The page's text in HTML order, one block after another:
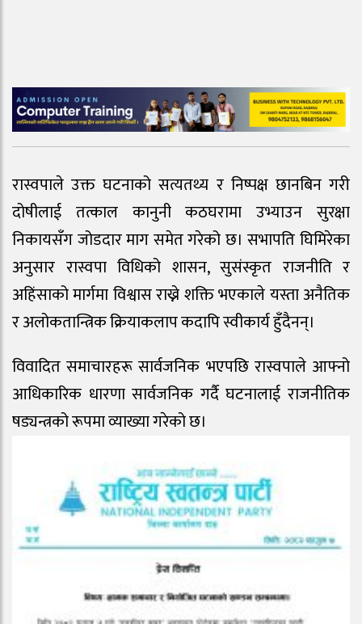
रास्वपाले उक्त घटनाको सत्यतथ्य र निष्पक्ष छानबिन गरी
दोषीलाई तत्काल कानुनी कठघरामा उभ्याउन सुरक्षा
निकायसँग जोडदार माग समेत गरेको छ। सभापति घिमिरेका
अनुसार रास्वपा विधिको शासन, सुसंस्कृत राजनीति र
अहिंसाको मार्गमा विश्वास राख्ने शक्ति भएकाले यस्ता अनैतिक
र अलोकतान्त्रिक क्रियाकलाप कदापि स्वीकार्य हुँदैनन्।
विवादित समाचारहरू सार्वजनिक भएपछि रास्वपाले आफ्नो
आधिकारिक धारणा सार्वजनिक गर्दै घटनालाई राजनीतिक
षड्यन्त्रको रूपमा व्याख्या गरेको छ।